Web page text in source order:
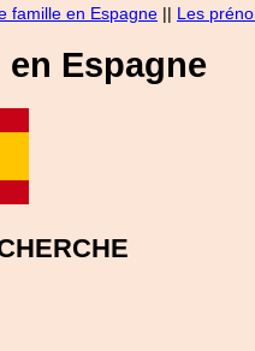
famille en Espagne || Les
Espagne